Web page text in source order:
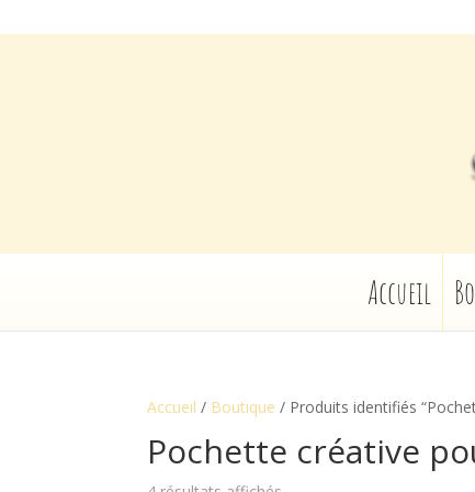
Accueil
Accueil / Boutique / Produits identifiés
Pochette créative